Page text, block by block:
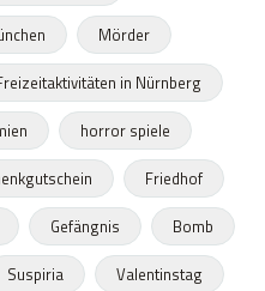
Mörder
in Nürnberg
horror spiele
Friedhof
Gefängnis
Bomb
Suspiria
Valentinstag